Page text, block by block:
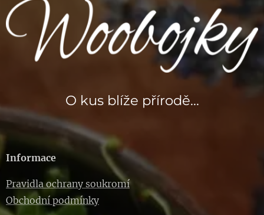
O kus blíže přírodě...
Informace
Pravidla ochrany soukromí
Obchodní podmínky